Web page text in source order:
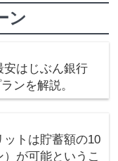
ン
安はじぶん銀行
ンを解説。
トは貯蓄額の10
が可能というこ